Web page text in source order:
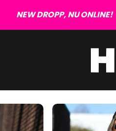
NEW DROPP, NU ONLINE!